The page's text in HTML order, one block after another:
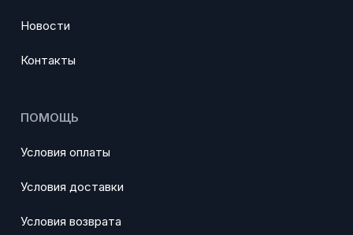
Новости
Контакты
ПОМОЩЬ
Условия оплаты
Условия доставки
Условия возврата